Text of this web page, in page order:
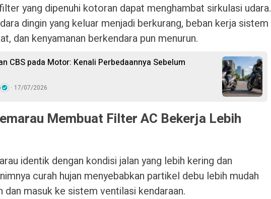
yang dipenuhi kotoran dapat menghambat sirkulasi udara.
dingin yang keluar menjadi berkurang, beban kerja sistem
dan kenyamanan berkendara pun menurun.
CBS pada Motor: Kenali Perbedaannya Sebelum
17/07/2026
Membuat Filter AC Bekerja Lebih
identik dengan kondisi jalan yang lebih kering dan
curah hujan menyebabkan partikel debu lebih mudah
dan masuk ke sistem ventilasi kendaraan.